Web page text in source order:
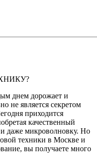
днем дорожает и
не является секретом
приходится
качественный
даже микроволновку. Но
техники в Москве и
вы получаете много